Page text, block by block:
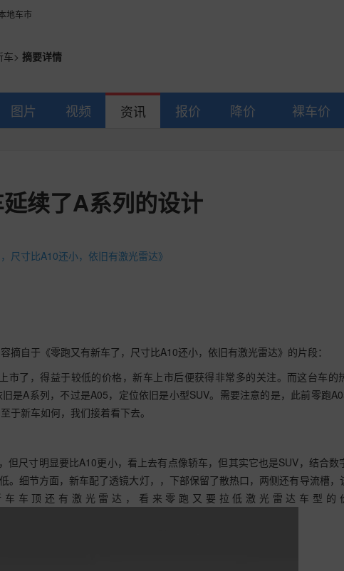
地车市
车> 摘要详情
图片 视频 资讯 报价 降价 裸车价
续了A系列的设计
尺寸比A10还小，依旧有激光雷达》
摘自于《零跑又有新车了，尺寸比A10还小，依旧有激光雷达》的片段：
市了，得益于较低的价格，新车上市后便获得非常多的关注。而这台车的
是A系列，不过是A05，定位依旧是小型SUV。需要注意的是，此前零跑
于新车如何，我们接着看下去。
但尺寸明显要比A10更小，看上去有点像轿车，但其实它也是SUV，结合数
。细节方面，新车配了透镜大灯，，下部保留了散热口，两侧还有导流槽，
车顶还有激光雷达，看来零跑又要拉低激光雷达车型的